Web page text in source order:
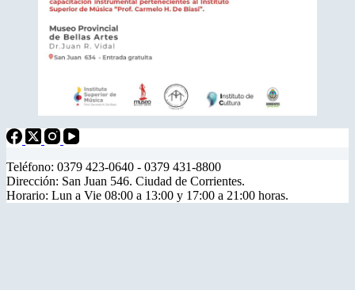
Teléfono: 0379 423-0640 - 0379 431-8800
Dirección: San Juan 546. Ciudad de Corrientes.
Horario: Lun a Vie 08:00 a 13:00 y 17:00 a 21:00 horas.